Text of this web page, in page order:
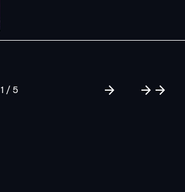
1 / 5 arrow_forward arrow_forward arrow_forward